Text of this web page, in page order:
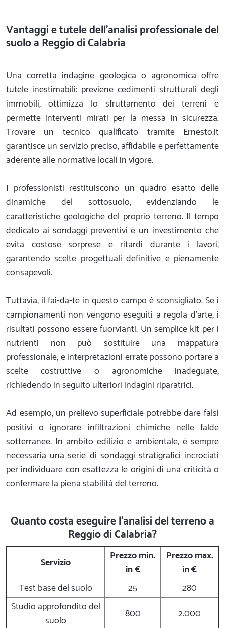
Vantaggi e tutele dell'analisi professionale del
suolo a Reggio di Calabria
Una corretta indagine geologica o agronomica offre
tutele inestimabili: previene cedimenti strutturali degli
immobili, ottimizza lo sfruttamento dei terreni e
permette interventi mirati per la messa in sicurezza.
Trovare un tecnico qualificato tramite Ernesto.it
garantisce un servizio preciso, affidabile e perfettamente
aderente alle normative locali in vigore.
I professionisti restituiscono un quadro esatto delle
dinamiche del sottosuolo, evidenziando le
caratteristiche geologiche del proprio terreno. Il tempo
dedicato ai sondaggi preventivi è un investimento che
evita costose sorprese e ritardi durante i lavori,
garantendo scelte progettuali definitive e pienamente
consapevoli.
Tuttavia, il fai-da-te in questo campo è sconsigliato. Se i
campionamenti non vengono eseguiti a regola d'arte, i
risultati possono essere fuorvianti. Un semplice kit per i
nutrienti non può sostituire una mappatura
professionale, e interpretazioni errate possono portare a
scelte costruttive o agronomiche inadeguate,
richiedendo in seguito ulteriori indagini riparatrici.
Ad esempio, un prelievo superficiale potrebbe dare falsi
positivi o ignorare infiltrazioni chimiche nelle falde
sotterranee. In ambito edilizio e ambientale, è sempre
necessaria una serie di sondaggi stratigrafici incrociati
per individuare con esattezza le origini di una criticità o
confermare la piena stabilità del terreno.
Quanto costa eseguire l'analisi del terreno a
Reggio di Calabria?
Servizio
Prezzo min.
in €
Prezzo max.
in €
Test base del suolo
25
280
Studio approfondito del
suolo
800 2.000